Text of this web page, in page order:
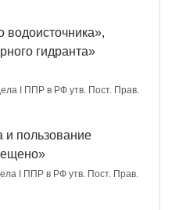
водоисточника»,
гидранта»
I ППР в РФ утв. Пост. Прав.
и пользование
I ППР в РФ утв. Пост. Прав.